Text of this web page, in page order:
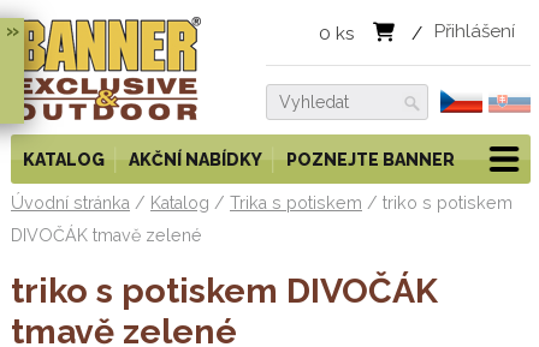
» Přihlášení
0 ks /
KATALOG AKČNÍ NABÍDKY POZNEJTE BANNER
Úvodní stránka / Katalog / Trika s potiskem / triko s potiskem
DIVOČÁK tmavě zelené
triko s potiskem DIVOČÁK
tmavě zelené